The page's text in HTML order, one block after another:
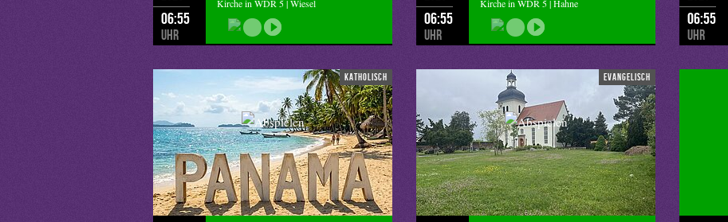
06:55
Uhr
Kirche in WDR 5 | Wiesel
06:55
Uhr
Kirche in WDR 5 | Hahne
06:55
Uhr
katholisch evangelisch